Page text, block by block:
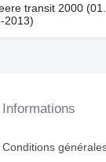
transit 2000
2013)
Informations
Conditions